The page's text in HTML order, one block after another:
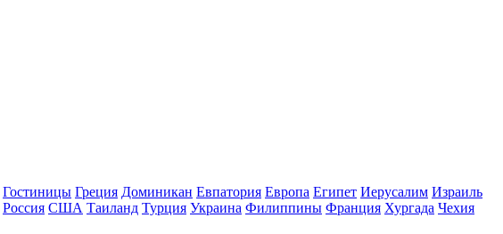
Гостиницы Греция Доминикан Евпатория Европа Египет Иерусалим Израиль
Россия США Таиланд Турция Украина Филиппины Франция Хургада Чехия